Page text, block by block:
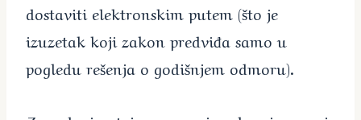
dostaviti elektronskim putem (što je
izuzetak koji zakon predviđa samo u
pogledu rešenja o godišnjem odmoru).